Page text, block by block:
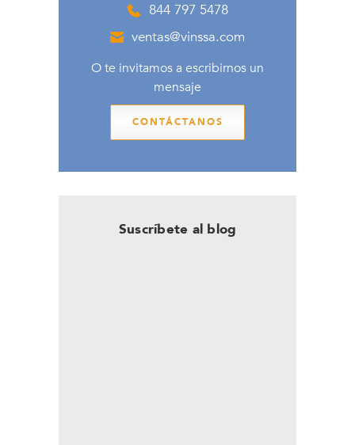
844 797 5478
ventas@vinssa.com
O te invitamos a escribirnos un
mensaje
CONTÁCTANOS
Suscríbete al blog